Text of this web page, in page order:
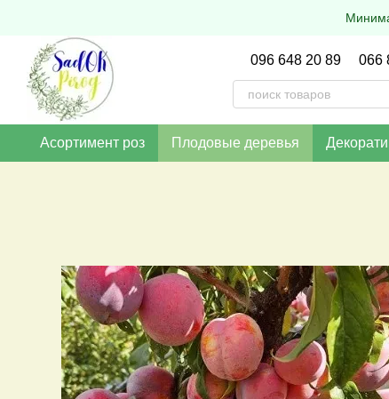
096 648 20 89 066
Асортимент роз Плодовые деревья